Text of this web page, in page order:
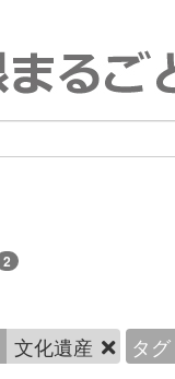
2
文化遺産 タグ